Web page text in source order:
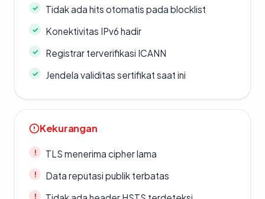
Tidak ada hits otomatis pada blocklist
Konektivitas IPv6 hadir
Registrar terverifikasi ICANN
Jendela validitas sertifikat saat ini
Kekurangan
TLS menerima cipher lama
Data reputasi publik terbatas